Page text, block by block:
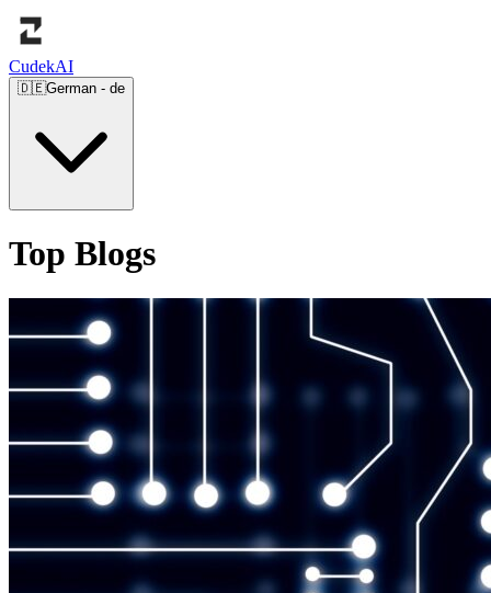
CudekAI
🇩🇪German - de
Top Blogs